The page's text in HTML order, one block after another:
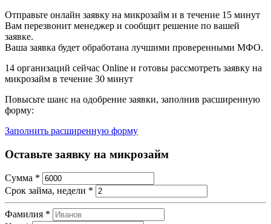
Отправьте онлайн заявку на микрозайм и в течение 15 минут
Вам перезвонит менеджер и сообщит решение по вашей
заявке.
Ваша заявка будет обработана лучшими проверенными МФО.
14 организаций сейчас Online и готовы рассмотреть заявку на
микрозайм в течение 30 минут
Повысьте шанс на одобрение заявки, заполнив расширенную
форму:
Заполнить расширенную форму
Оставьте заявку на микрозайм
Сумма *
Срок займа, недели *
Фамилия *